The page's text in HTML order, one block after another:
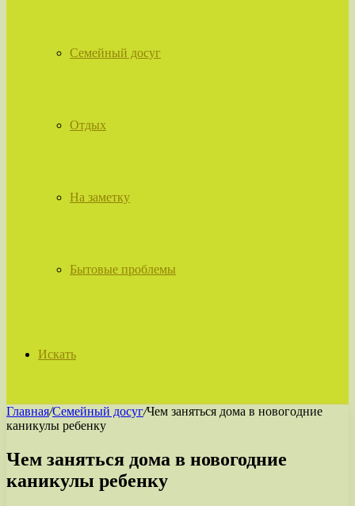
Семейный досуг
Отдых
На заметку
Бытовые проблемы
Искать
Главная/Семейный досуг/Чем заняться дома в новогодние
каникулы ребенку
Чем заняться дома в новогодние
каникулы ребенку